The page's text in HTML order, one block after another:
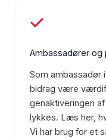
Ambassadører og
Som ambassadør
bidrag være
genaktiveringen
lykkes. Læs her,
Vi har brug for et